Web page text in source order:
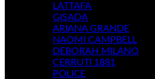
LATTAFA
GISADA
ARIANA GRANDE
NAOMI CAMPBELL
DEBORAH MILANO
CERRUTI 1881
POLICE